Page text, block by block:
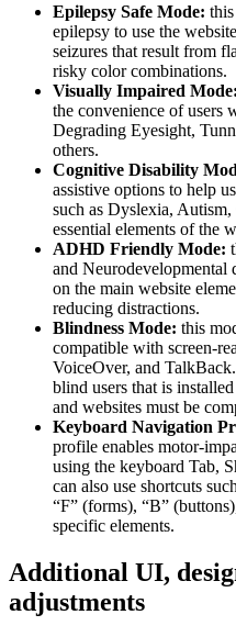
Epilepsy Safe Mode:
epilepsy to use the
seizures that result from
risky color combinations.
Visually Impaired Mode:
the convenience of users
Degrading Eyesight,
others.
Cognitive Disability
assistive options to help
such as Dyslexia,
essential elements of the
ADHD Friendly Mode:
and Neurodevelopmental
on the main website
reducing distractions.
Blindness Mode: this
compatible with screen-
VoiceOver, and
blind users that is
and websites must be
Keyboard Navigation
profile enables motor-
using the keyboard Tab,
can also use shortcuts
“F” (forms), “B”
specific elements.
Additional UI,
adjustments